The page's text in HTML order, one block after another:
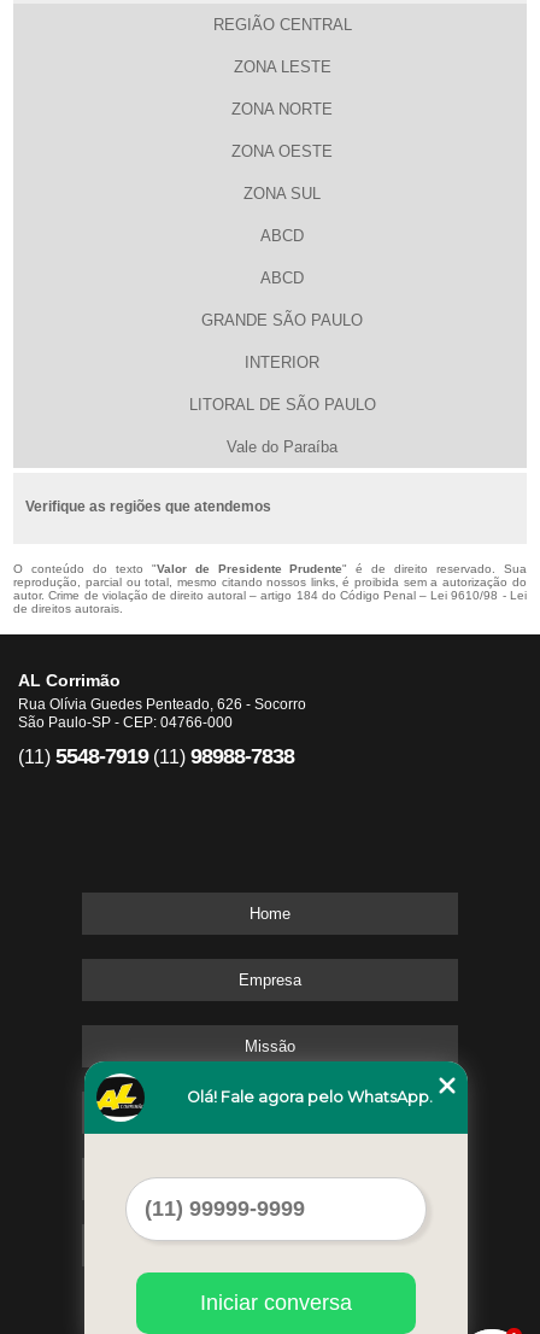
REGIÃO CENTRAL
ZONA LESTE
ZONA NORTE
ZONA OESTE
ZONA SUL
ABCD
ABCD
GRANDE SÃO PAULO
INTERIOR
LITORAL DE SÃO PAULO
Vale do Paraíba
Verifique as regiões que atendemos
O conteúdo do texto "Valor de Presidente Prudente" é de direito reservado. Sua
reprodução, parcial ou total, mesmo citando nossos links, é proibida sem a autorização do
autor. Crime de violação de direito autoral – artigo 184 do Código Penal –Lei 9610/98 - Lei
de direitos autorais
AL Corrimão
Rua Olívia Guedes Penteado, 626 - Socorro
São Paulo-SP - CEP: 04766-000
(11) 5548-7919 (11) 98988-7838
Home
Empresa
Missão
Contato
Mapa do site
Olá! Fale agora pelo WhatsApp.
Iniciar conversa